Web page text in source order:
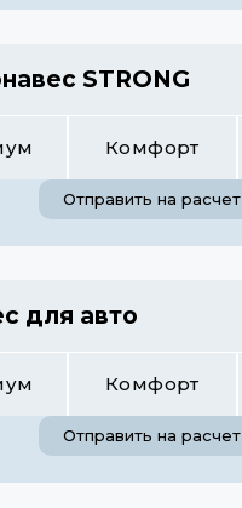
STRONG
Комфорт
Отправить на расчет
для авто
Комфорт
Отправить на расчет